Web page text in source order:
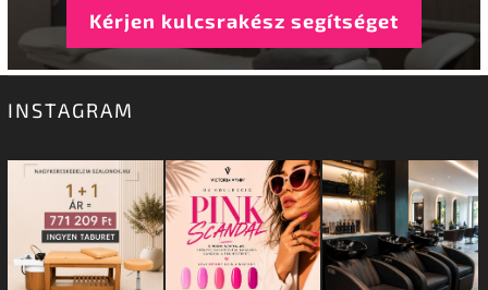
Kérjen kulcsrakész segítséget
INSTAGRAM